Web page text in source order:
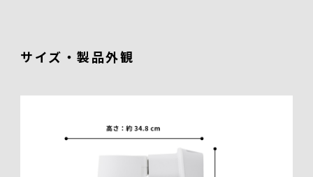
サイズ・製品外観